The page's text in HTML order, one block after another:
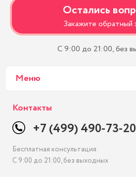
Остались
Закажите обратный
С 9:00 до 21:00, без
Меню
Контакты
+7 (499) 490-73-20
Бесплатная консультация
С 9:00 до 21:00, без выходных